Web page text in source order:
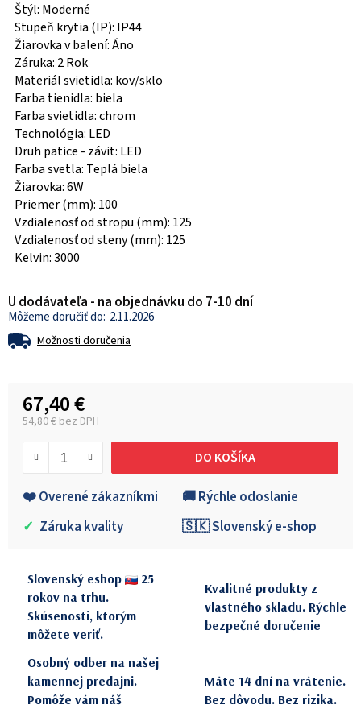
Štýl: Moderné
Stupeň krytia (IP): IP44
Žiarovka v balení: Áno
Záruka: 2 Rok
Materiál svietidla: kov/sklo
Farba tienidla: biela
Farba svietidla: chrom
Technológia: LED
Druh pätice - závit: LED
Farba svetla: Teplá biela
Žiarovka: 6W
Priemer (mm): 100
Vzdialenosť od stropu (mm): 125
Vzdialenosť od steny (mm): 125
Kelvin: 3000
U dodávateľa - na objednávku do 7-10 dní
2.11.2026
Možnosti doručenia
67,40 €
54,80 € bez DPH
DO KOŠÍKA
❤️ Overené zákazníkmi
🚚 Rýchle odoslanie
✓ Záruka kvality 🇸🇰 Slovenský e-shop
Slovenský eshop
25
rokov na trhu.
Skúsenosti, ktorým
môžete veriť.
Kvalitné produkty z
vlastného skladu. Rýchle
bezpečné doručenie
Osobný odber na našej
kamennej predajni.
Pomôže vám náš
Máte 14 dní na vrátenie.
Bez dôvodu. Bez rizika.